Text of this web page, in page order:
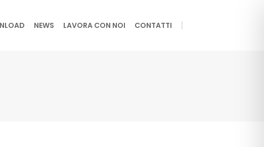
NEWS LAVORA CON NOI CONTATTI